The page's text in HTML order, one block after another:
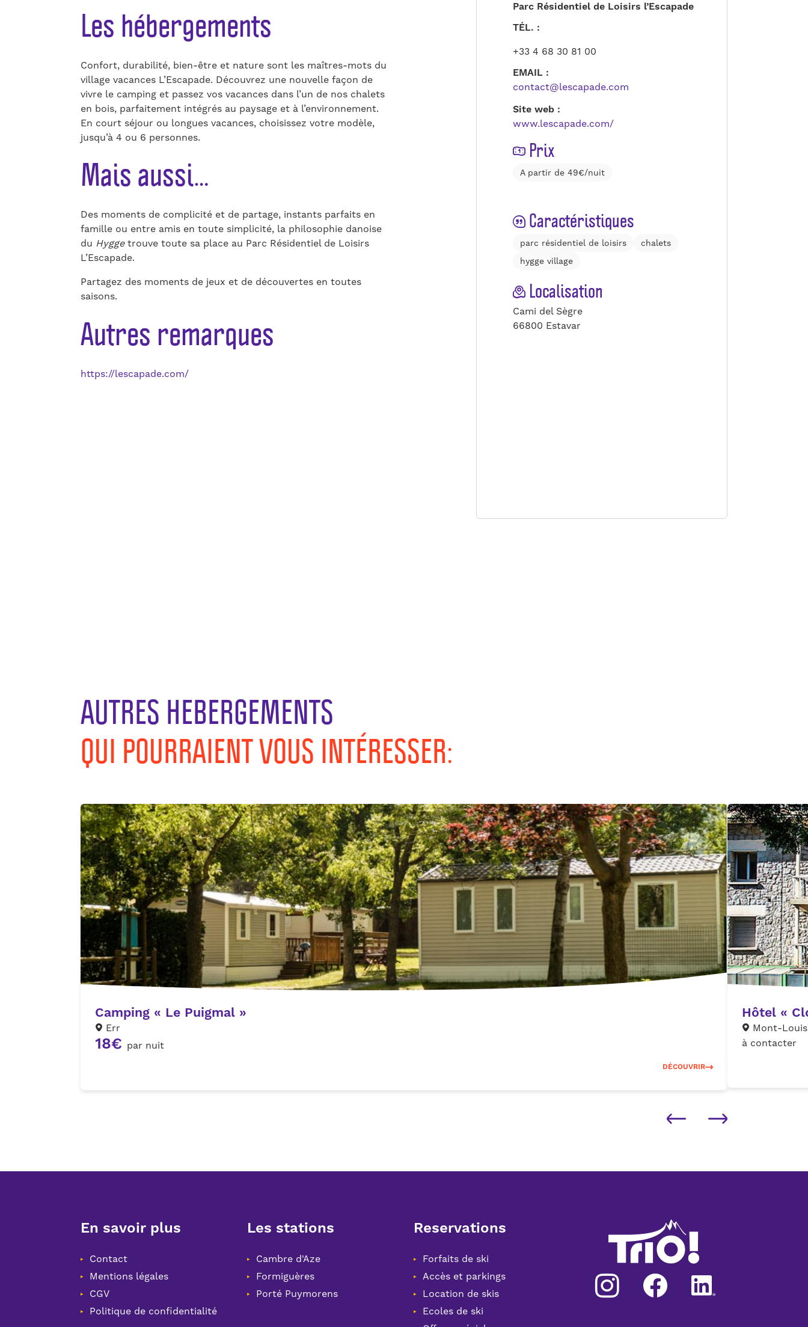
Les hébergements
Confort, durabilité, bien-être et nature sont les maîtres-mots du
village vacances L’Escapade. Découvrez une nouvelle façon de
vivre le camping et passez vos vacances dans l’un de nos chalets
en bois, parfaitement intégrés au paysage et à l’environnement.
En court séjour ou longues vacances, choisissez votre modèle,
jusqu’à 4 ou 6 personnes.
Mais aussi…
Des moments de complicité et de partage, instants parfaits en
famille ou entre amis en toute simplicité, la philosophie danoise
du Hyggetrouve toute sa place au Parc Résidentiel de Loisirs
L’Escapade.
Partagez des moments de jeux et de découvertes en toutes
saisons.
Autres remarques
https://lescapade.com/
Parc Résidentiel de Loisirs l’Escapade
TÉL. :
+33 4 68 30 81 00
EMAIL :
contact@lescapade.com
Site web :
www.lescapade.com/
Prix
A partir de 49€/nuit
Caractéristiques
parc résidentiel de loisirs
chalets
hygge village
Localisation
Cami del Sègre
66800 Estavar
AUTRES HEBERGEMENTS
QUI POURRAIENT VOUS INTÉRESSER:
Camping « Le Puigmal »
Err
18€ par nuit
DÉCOUVRIR
Hôtel «
Mont-Louis
à contacter
En savoir plus
Contact
Mentions légales
CGV
Politique de confidentialité
Les stations
Cambre d'Aze
Formiguères
Porté Puymorens
Reservations
Forfaits de ski
Accès et parkings
Location de skis
Ecoles de ski